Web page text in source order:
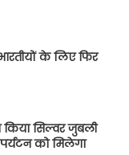
के लिए फिर
सिल्वर जुबली
को मिलेगा